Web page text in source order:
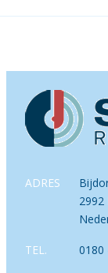
ADRES
2992
TEL. 0180